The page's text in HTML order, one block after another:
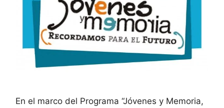
En el marco del Programa “Jóvenes y Memoria,